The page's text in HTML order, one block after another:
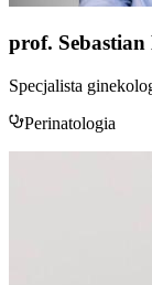
prof.
Specjalista
Perinatologia